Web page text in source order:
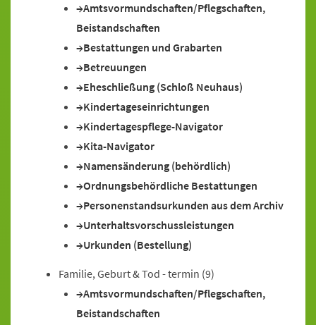
Amtsvormundschaften/Pflegschaften,
Beistandschaften
Bestattungen und Grabarten
Betreuungen
Eheschließung (Schloß Neuhaus)
Kindertageseinrichtungen
Kindertagespflege-Navigator
Kita-Navigator
Namensänderung (behördlich)
Ordnungsbehördliche Bestattungen
Personenstandsurkunden aus dem Archiv
Unterhaltsvorschussleistungen
Urkunden (Bestellung)
Familie, Geburt & Tod - termin (9)
Amtsvormundschaften/Pflegschaften,
Beistandschaften